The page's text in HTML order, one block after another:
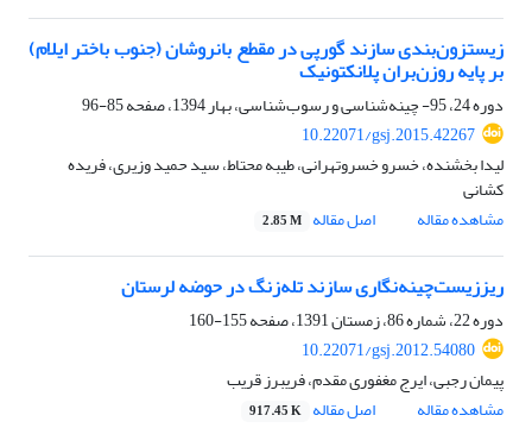
زیست‎زون‌بندی سازند گورپی در مقطع بانروشان (جنوب باختر ایلام)
بر پایه روزن‌بران پلانکتونیک
دوره 24، 95- چینه‌شناسی و رسوب‌شناسی، بهار 1394، صفحه
85-96
10.22071/gsj.2015.42267
لیدا بخشنده، خسرو خسروتهرانی، طیبه محتاط، سید حمید وزیری، فریده
کشانی
مشاهده مقاله
اصل مقاله 2.85 M
ریززیست‌چینه‌نگاری سازند تله‌زنگ در حوضه لرستان
دوره 22، شماره 86، زمستان 1391، صفحه
155-160
10.22071/gsj.2012.54080
پیمان رجبی، ایرج مغفوری مقدم، فریبرز قریب
مشاهده مقاله
اصل مقاله 917.45 K